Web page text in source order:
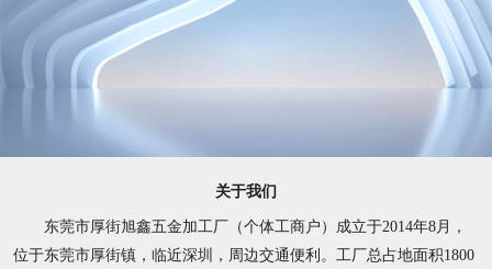
关于我们
东莞市厚街旭鑫五金加工厂（个体工商户）成立于2014年8月，
位于东莞市厚街镇，临近深圳，周边交通便利。工厂总占地面积1800